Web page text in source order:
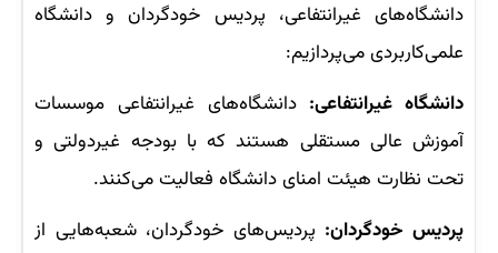
دانشگاه‌های غیرانتفاعی، پردیس خودگردان و دانشگاه
علمی‌کاربردی می‌پردازیم:
دانشگاه‌ غیرانتفاعی: دانشگاه‌های غیرانتفاعی موسسات
آموزش عالی مستقلی هستند که با بودجه غیردولتی و
تحت نظارت هیئت امنای دانشگاه فعالیت می‌کنند.
پردیس‌ خودگردان: پردیس‌های خودگردان، شعبه‌هایی از